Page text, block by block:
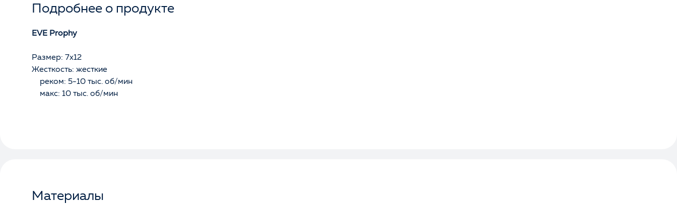
Подробнее о продукте
EVE Prophy
Размер: 7x12
Жесткость: жесткие
реком: 5-10 тыс. об/мин
макс: 10 тыс. об/мин
Материалы